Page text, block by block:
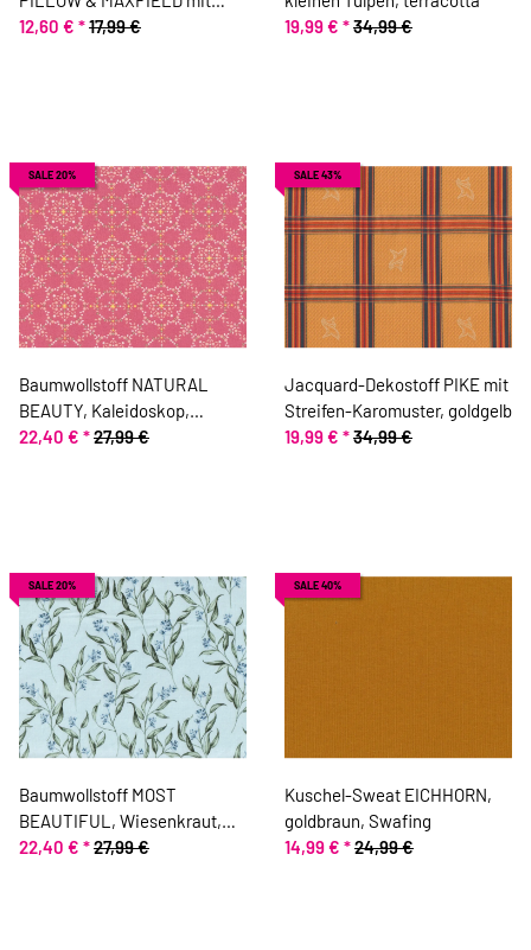
geblümten Vögeln, mittelblau-
12,60 € *17,99 €
19,99 € *34,99 €
SALE 20%
Baumwollstoff NATURAL
BEAUTY, Kaleidoskop,
lachsrosa, ring a roses
22,40 € *27,99 €
SALE 43%
Jacquard-Dekostoff PIKE mit
Streifen-Karomuster, goldgelb
19,99 € *34,99 €
SALE 20%
Baumwollstoff MOST
BEAUTIFUL, Wiesenkraut,
hellblau, ring a roses
22,40 € *27,99 €
SALE 40%
Kuschel-Sweat EICHHORN,
goldbraun, Swafing
14,99 € *24,99 €